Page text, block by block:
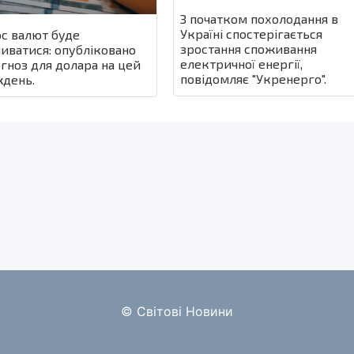
валют буде
опубліковано
для долара на цей
З початком похолодання в
Україні спостерігається
зростання споживання
електричної енергії,
повідомляє "Укренерго".
© Світові Новини